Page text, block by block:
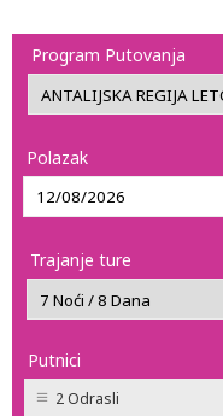
Program Putovanja
Polazak
Trajanje ture
Putnici
2 Odrasli